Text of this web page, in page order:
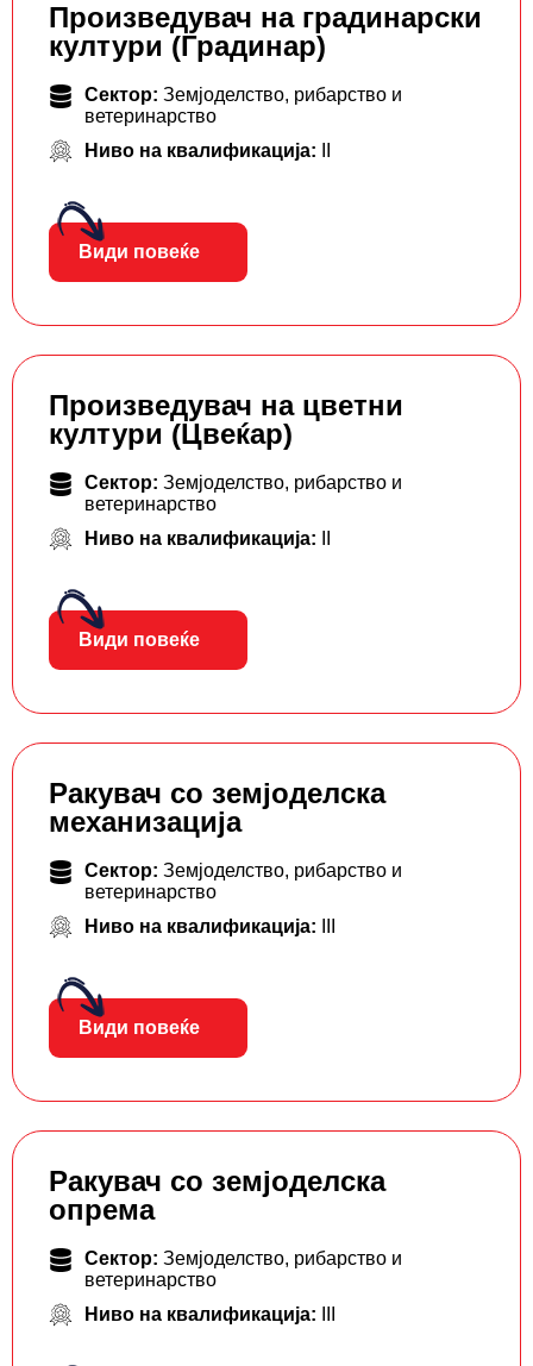
Произведувач на градинарски
култури (Градинар)
Сектор: Земјоделство, рибарство и
ветеринарство
Ниво на квалификација:
Види повеќе
Произведувач на цветни
култури (Цвеќар)
Сектор: Земјоделство, рибарство и
ветеринарство
Ниво на квалификација:
Види повеќе
Ракувач со земјоделска
механизација
Сектор: Земјоделство, рибарство и
ветеринарство
Ниво на квалификација:
Види повеќе
Ракувач со земјоделска
опрема
Сектор: Земјоделство, рибарство и
ветеринарство
Ниво на квалификација: